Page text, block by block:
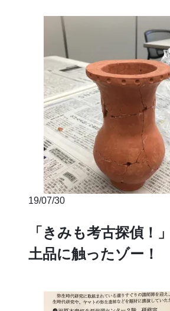
19/07/30
「きみも考古探偵！
土品に触ったゾー！